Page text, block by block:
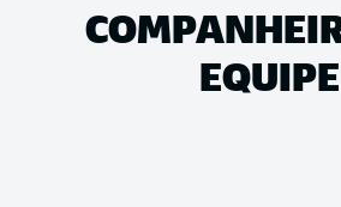
EQUIPE